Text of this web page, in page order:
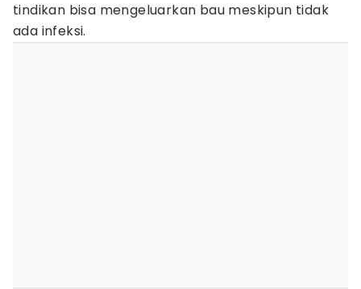
tindikan bisa mengeluarkan bau meskipun tidak
ada infeksi.